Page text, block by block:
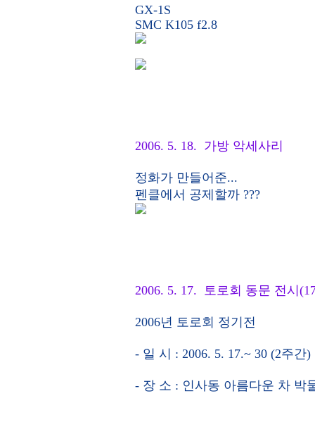
GX-1S
SMC K105 f2.8
2006. 5. 18. 가방 악세사리
정화가 만들어준...
펜클에서 공제할까 ???
2006. 5. 17. 토로회 동문 전시
2006년 토로회 정기전
- 일 시 : 2006. 5. 17.~ 30 (2주간)
- 장 소 : 인사동 아름다운 차 박